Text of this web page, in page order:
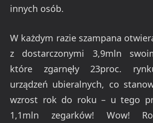
innych osób.
W każdym razie szampana
z dostarczonymi 3,9mln
które zgarnęły 23proc.
urządzeń ubieralnych, co
wzrost rok do roku – u tego
1,1mln zegarków! Wow!